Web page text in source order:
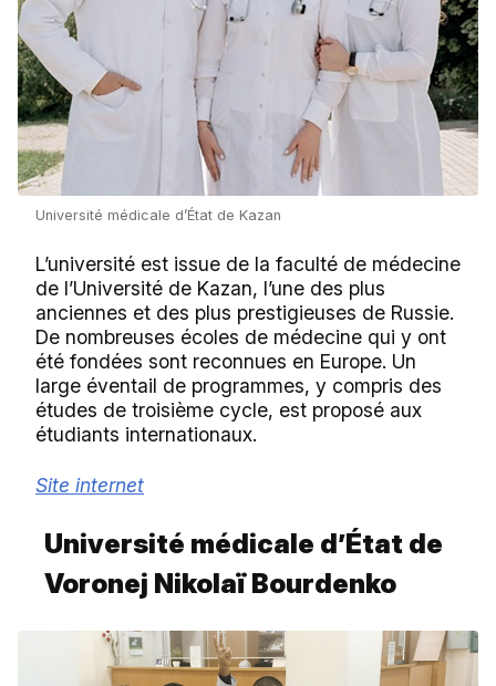
Université médicale d’État de Kazan
L’université est issue de la faculté de médecine
de l’Université de Kazan, l’une des plus
anciennes et des plus prestigieuses de Russie.
De nombreuses écoles de médecine qui y ont
été fondées sont reconnues en Europe. Un
large éventail de programmes, y compris des
études de troisième cycle, est proposé aux
étudiants internationaux.
Site internet
Université médicale d’État de
Voronej Nikolaï Bourdenko